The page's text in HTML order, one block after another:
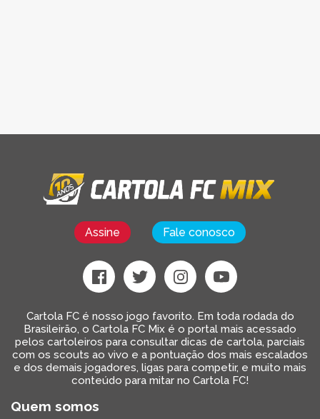
Assine Fale conosco
Cartola FC é nosso jogo favorito. Em toda rodada do
Brasileirão, o Cartola FC Mix é o portal mais acessado
pelos cartoleiros para consultar dicas de cartola, parciais
com os scouts ao vivo e a pontuação dos mais escalados
e dos demais jogadores, ligas para competir, e muito mais
conteúdo para mitar no Cartola FC!
Quem somos